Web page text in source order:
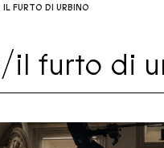
IL FURTO DI URBINO
/il furto di